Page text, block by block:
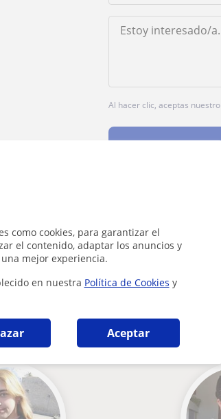
como cookies, para garantizar el
el contenido, adaptar los anuncios y
mejor experiencia.
en nuestra Política de Cookies y
Aceptar
Al hacer clic, aceptas
en Sevilla que pueden